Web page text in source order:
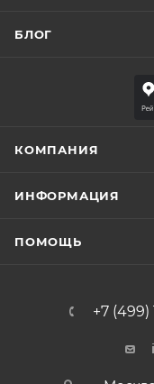
БЛОГ
КОМПАНИЯ
ИНФОРМАЦИЯ
ПОМОЩЬ
+7 (499)